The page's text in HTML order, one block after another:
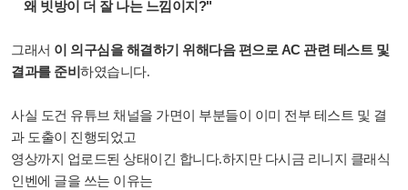
왜 빗방이 더 잘 나는 느낌이지?"
그래서 이 의구심을 해결하기 위해다음 편으로 AC 관련 테스트 및
결과를 준비하였습니다.
사실 도건 유튜브 채널을 가면이 부분들이 이미 전부 테스트 및 결
과 도출이 진행되었고
영상까지 업로드된 상태이긴 합니다.하지만 다시금 리니지 클래식
인벤에 글을 쓰는 이유는